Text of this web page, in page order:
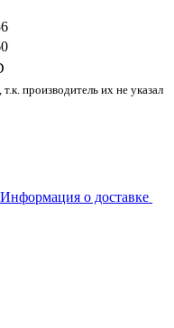
производитель их не указал
Информация о доставке